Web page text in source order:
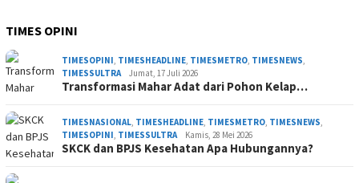
TIMES OPINI
TIMESOPINI TIMESHEADLINE TIMESMETRO TIMESNEWS
TIMESSULTRA
Jumat, 17 Juli 2026
Transformasi Mahar Adat dari Pohon Kelap…
TIMESNASIONAL TIMESHEADLINE TIMESMETRO TIMESNEWS
TIMESOPINI TIMESSULTRA Kamis, 28 Mei 2026
SKCK dan BPJS Kesehatan Apa Hubungannya?